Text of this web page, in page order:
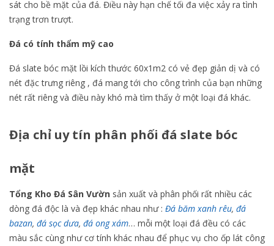
sát cho bề mặt của đá. Điều này hạn chế tối đa việc xảy ra tình
trạng trơn trượt.
Đá có tính thẩm mỹ cao
Đá slate bóc mặt lồi kích thước 60x1m2 có vẻ đẹp giản dị và có
nét đặc trưng riêng , đá mang tới cho công trình của bạn những
nét rất riêng và điều này khó mà tìm thấy ở một loại đá khác.
Địa chỉ uy tín phân phối đá slate bóc
mặt
Tổng Kho Đá Sân Vườn sản xuất và phân phối rất nhiều các
dòng đá độc là và đẹp khác nhau như : Đá băm xanh rêu, đá
bazan, đá sọc dưa, đá ong xám… mỗi một loại đá đều có các
màu sắc cùng như cơ tính khác nhau để phục vụ cho ốp lát công